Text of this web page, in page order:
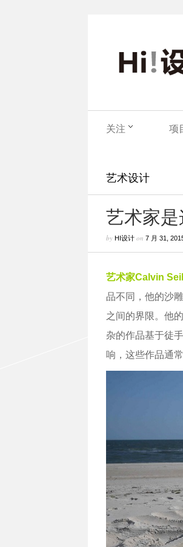
关注 项
艺术设计
艺术家
by HI设计on 7 月 31,
艺术家Calvin
品不同，他的沙
之间的界限。他
杂的作品基于徒
响，这些作品通